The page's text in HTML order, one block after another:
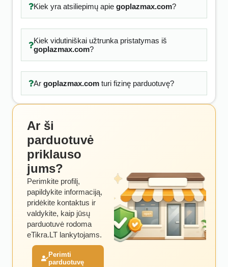
Kiek yra atsiliepimų apie goplazmax.com?
Kiek vidutiniškai užtrunka pristatymas iš
goplazmax.com?
Ar goplazmax.comturi fizinę parduotuvę?
Ar ši
parduotuvė
priklauso
jums?
Perimkite profilį,
papildykite informaciją,
pridėkite kontaktus ir
valdykite, kaip jūsų
parduotuvė rodoma
eTikra.LT lankytojams.
Perimti
parduotuvę